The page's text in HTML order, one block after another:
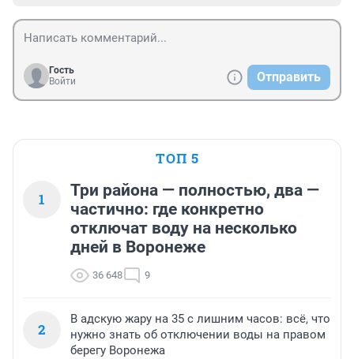
Гость
Войти
Отправить
ТОП 5
1
Три района — полностью, два —
частично: где конкретно
отключат воду на несколько
дней в Воронеже
36 648 9
2
В адскую жару на 35 с лишним часов: всё, что
нужно знать об отключении воды на правом
берегу Воронежа